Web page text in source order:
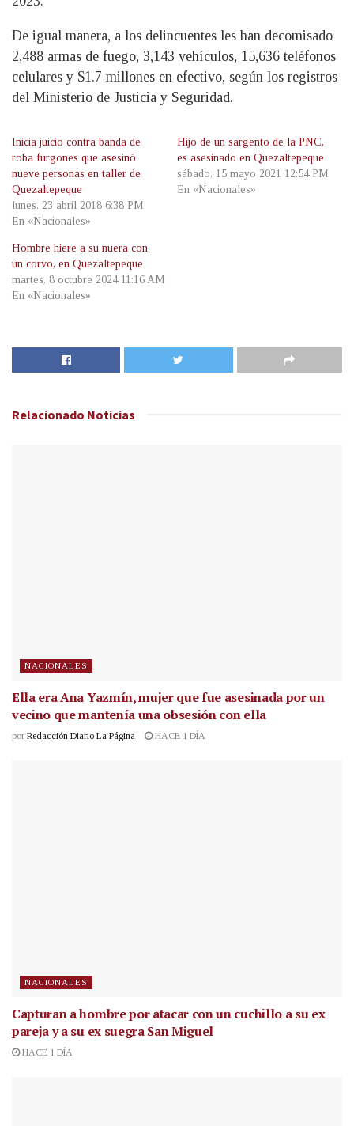
De igual manera, a los delincuentes les han decomisado
2,488 armas de fuego, 3,143 vehículos, 15,636 teléfonos
celulares y $1.7 millones en efectivo, según los registros
del Ministerio de Justicia y Seguridad.
Inicia juicio contra banda de
roba furgones que asesinó
nueve personas en taller de
Quezaltepeque
lunes, 23 abril 2018 6:38 PM
En «Nacionales»
Hijo de un sargento de la PNC,
es asesinado en Quezaltepeque
sábado, 15 mayo 2021 12:54 PM
En «Nacionales»
Hombre hiere a su nuera con
un corvo, en Quezaltepeque
martes, 8 octubre 2024 11:16 AM
En «Nacionales»
Relacionado Noticias
NACIONALES
Ella era Ana Yazmín, mujer que fue asesinada por un
vecino que mantenía una obsesión con ella
por Redacción Diario La Página HACE 1 DÍA
NACIONALES
Capturan a hombre por atacar con un cuchillo a su ex
pareja y a su ex suegra San Miguel
HACE 1 DÍA